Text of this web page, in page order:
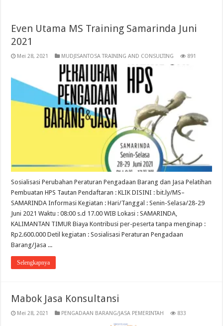
Even Utama MS Training Samarinda Juni
2021
Mei 28, 2021 MUDJISANTOSA TRAINING AND CONSULTING 891
Sosialisasi Perubahan Peraturan Pengadaan Barang dan Jasa Pelatihan
Pembuatan HPS Tautan Pendaftaran : KLIK DISINI : bit.ly/MS–
SAMARINDA Informasi Kegiatan : Hari/Tanggal : Senin-Selasa/28-29
Juni 2021 Waktu : 08:00 s.d 17.00 WIB Lokasi : SAMARINDA,
KALIMANTAN TIMUR Biaya Kontribusi per-peserta tanpa menginap :
Rp2.600.000 Detil kegiatan : Sosialisasi Peraturan Pengadaan
Barang/Jasa ...
Selengkapnya
Mabok Jasa Konsultansi
Mei 28, 2021 PENGADAAN BARANG/JASA PEMERINTAH 833